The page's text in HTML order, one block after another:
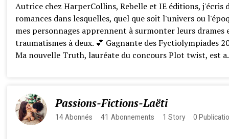
Autrice chez HarperCollins, Rebelle et IE éditions, j'écris
romances dans lesquelles, quel que soit l'univers ou
mes personnages apprennent à surmonter leurs drames
traumatismes à deux. 💕 Gagnante des Fyctiolympiades
Ma nouvelle Truth, lauréate du concours Plot twist, est
Passions-Fictions-Laëti
14 Abonnés 41 Abonnements 1 Story 0